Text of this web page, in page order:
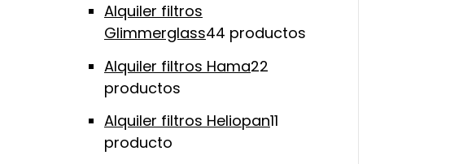
Alquiler filtros
Glimmerglass44 productos
Alquiler filtros Hama22
productos
Alquiler filtros Heliopan11
producto